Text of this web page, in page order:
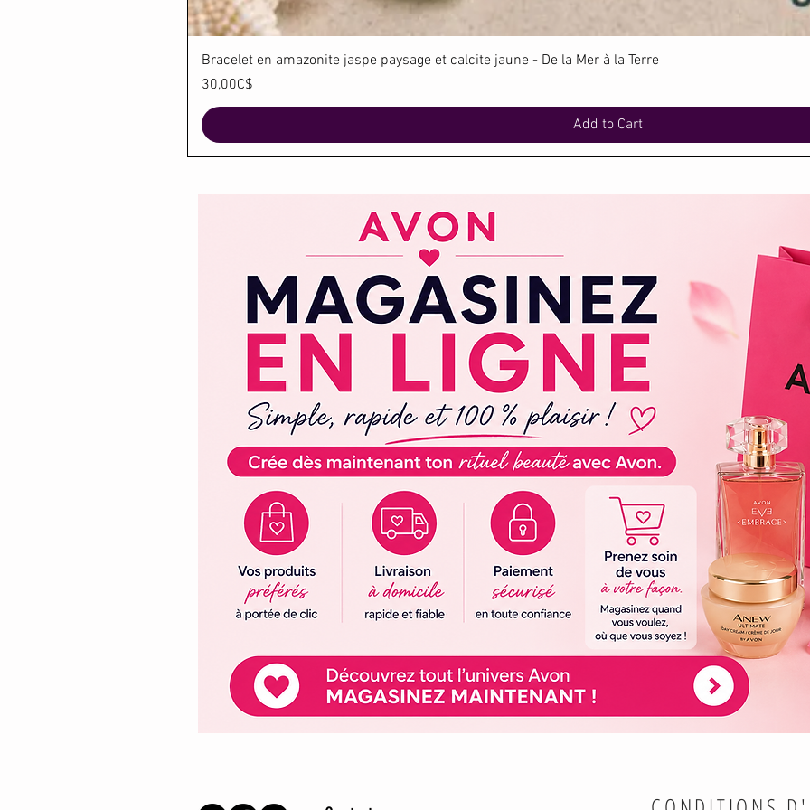
Quick View
Bracelet en amazonite jaspe paysage et calcite jaune - De la Mer à la Terre
Price
30,00C$
Add to Cart